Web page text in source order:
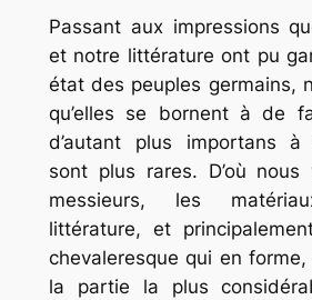
Passant aux impressions
et notre littérature ont pu
état des peuples germains,
qu’elles se bornent à de
d’autant plus importans à
sont plus rares. D’où nous
messieurs, les
littérature, et
chevaleresque qui en
la partie la plus